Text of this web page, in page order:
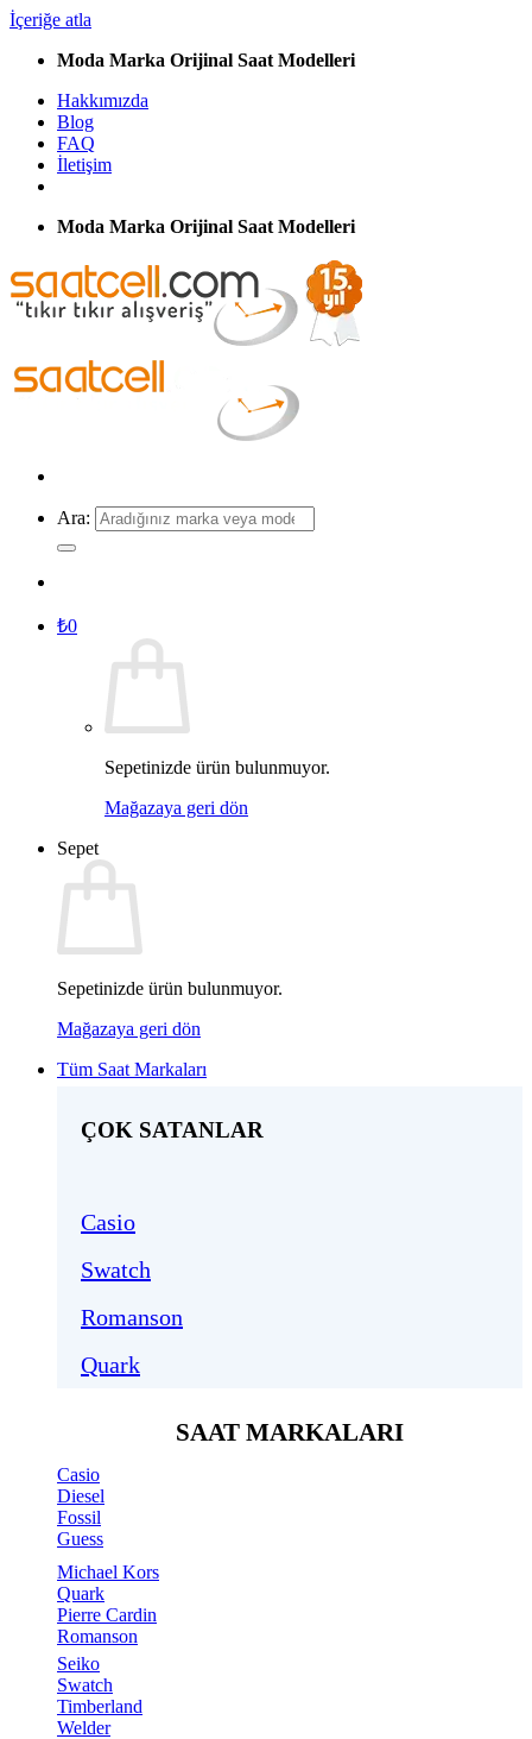
İçeriğe atla
Moda Marka Orijinal Saat Modelleri
Hakkımızda
Blog
FAQ
İletişim
Moda Marka Orijinal Saat Modelleri
Ara:
₺0
Sepetinizde ürün bulunmuyor.
Mağazaya geri dön
Sepet
Sepetinizde ürün bulunmuyor.
Mağazaya geri dön
Tüm Saat Markaları
ÇOK SATANLAR
Casio
Swatch
Romanson
Quark
SAAT MARKALARI
Casio
Diesel
Fossil
Guess
Michael Kors
Quark
Pierre Cardin
Romanson
Seiko
Swatch
Timberland
Welder